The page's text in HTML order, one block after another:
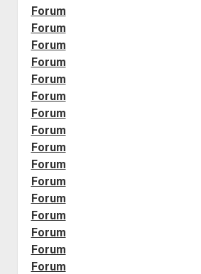
Forum
Forum
Forum
Forum
Forum
Forum
Forum
Forum
Forum
Forum
Forum
Forum
Forum
Forum
Forum
Forum